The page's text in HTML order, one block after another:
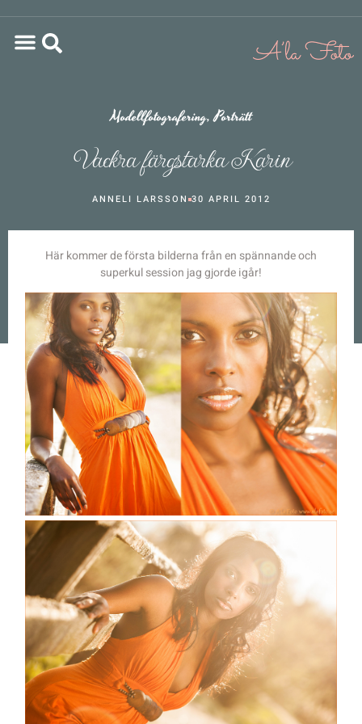
Modellfotografering,Porträtt
Vackra färgstarka Karin
ANNELI LARSSON 30 APRIL 2012
Här kommer de första bilderna från en spännande och
superkul session jag gjorde igår!